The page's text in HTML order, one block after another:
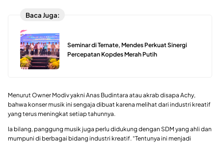
Baca Juga:
Seminar di Ternate, Mendes Perkuat Sinergi
Percepatan Kopdes Merah Putih
Menurut Owner Modiv yakni Anas Budintara atau akrab disapa Achy,
bahwa konser musik ini sengaja dibuat karena melihat dari industri kreatif
yang terus meningkat setiap tahunnya.
Ia bilang, panggung musik juga perlu didukung dengan SDM yang ahli dan
mumpuni di berbagai bidang industri kreatif. “Tentunya ini menjadi